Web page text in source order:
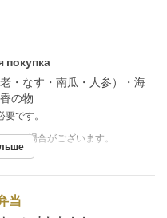
покупка
・なす・南瓜・人参）・海
の物
です。
だく場合がございます。
い。
当